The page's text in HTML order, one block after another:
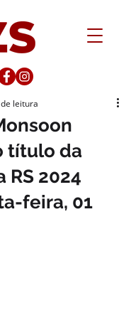
título da
RS 2024
feira, 01
leitura